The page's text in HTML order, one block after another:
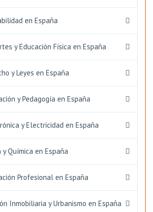
en España
y Educación Física en España
y Leyes en España
y Pedagogía en España
y Electricidad en España
Química en España
Profesional en España
Inmobiliaria y Urbanismo en España